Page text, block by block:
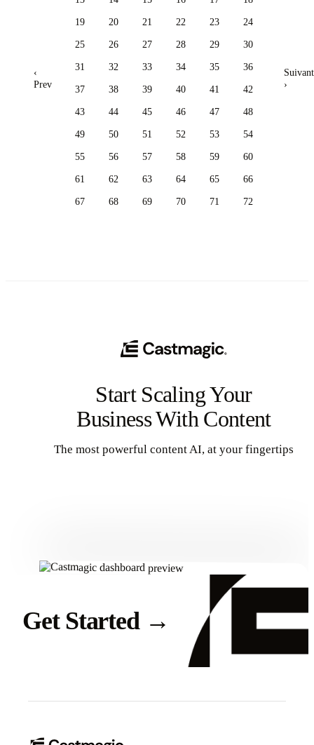
‹
Prev
19 20 21 22 23 24
25 26 27 28 29 30
31 32 33 34 35 36
37 38 39 40 41 42
43 44 45 46 47 48
49 50 51 52 53 54
55 56 57 58 59 60
61 62 63 64 65 66
67 68 69 70 71 72
Suivant
›
Start Scaling Your
Business With Content
The most powerful content AI, at your fingertips
Get Started →